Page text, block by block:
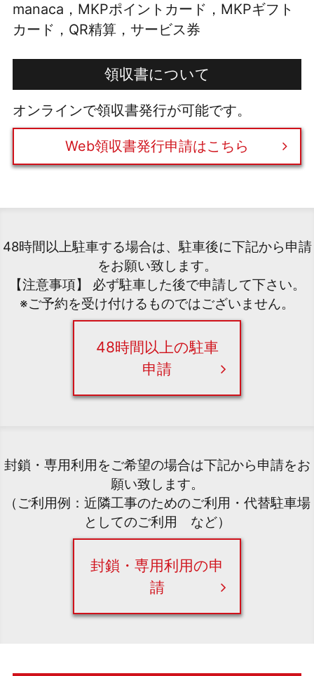
manaca，MKPポイントカード，MKPギフト
カード，QR精算，サービス券
領収書について
オンラインで領収書発行が可能です。
Web領収書発行申請はこちら
48時間以上駐車する場合は、駐車後に下記から申請
をお願い致します。
【注意事項】 必ず駐車した後で申請して下さい。
※ご予約を受け付けるものではございません。
48時間以上の駐車
申請
封鎖・専用利用をご希望の場合は下記から申請をお
願い致します。
（ご利用例：近隣工事のためのご利用・代替駐車場
としてのご利用 など）
封鎖・専用利用の申
請